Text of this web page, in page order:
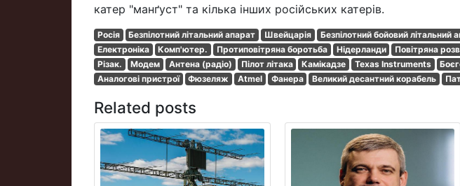
катер "манґуст" та кілька інших російських катерів.
Росія Безпілотний літальний апарат Швейцарія Безпілотний бойовий літальний
Електроніка
Комп'ютер. Протиповітряна боротьба Нідерланди Повітряна
Різак.
Модем Антена (радіо) Пілот літака Камікадзе Texas Instruments
Аналогові пристрої
Фюзеляж Atmel Фанера Великий десантний корабель
Related posts